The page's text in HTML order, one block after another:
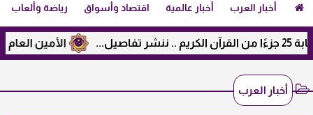
أخبار العرب أخبار عالمية اقتصاد وأسواق رياضة وألعاب
الأمين العام لرابطة
أخبار العرب